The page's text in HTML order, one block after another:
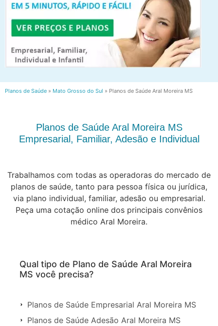
Planos de Saúde » Mato Grosso do Sul » Planos de Saúde Aral Moreira MS
Planos de Saúde Aral Moreira MS
Empresarial, Familiar, Adesão e Individual
Trabalhamos com todas as operadoras do mercado de
planos de saúde, tanto para pessoa física ou jurídica,
via plano individual, familiar, adesão ou empresarial.
Peça uma cotação online dos principais convênios
médico Aral Moreira.
Qual tipo de Plano de Saúde Aral Moreira
MS você precisa?
Planos de Saúde Empresarial Aral Moreira MS
Planos de Saúde Adesão Aral Moreira MS